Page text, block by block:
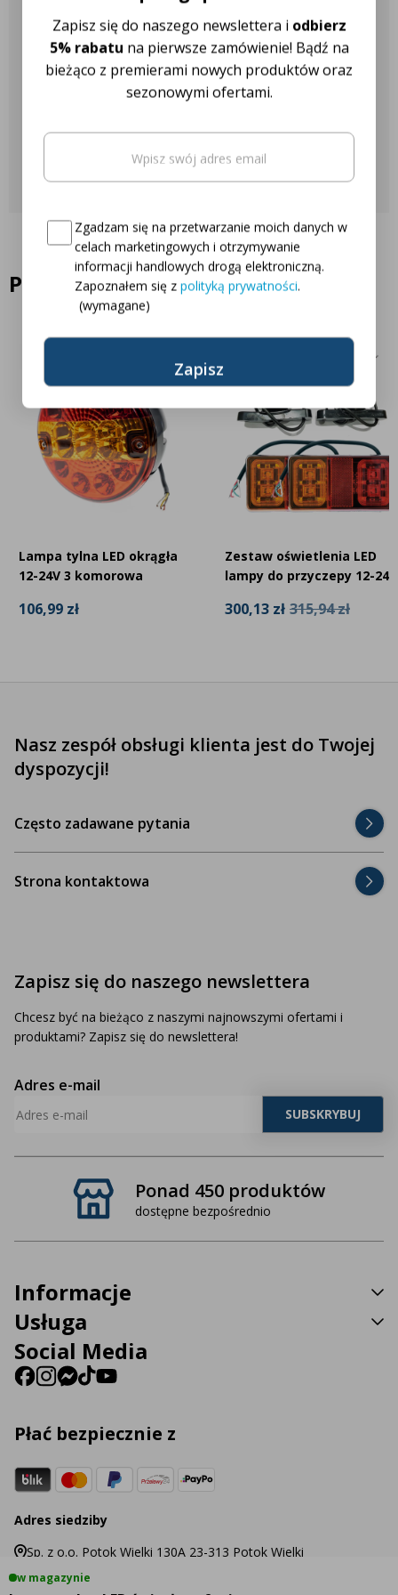
w magazynie
Nasza obsługa klienta jest do
Twojej dyspozycji!
Najczęściej zadawane pytania
Skontaktuj się z nami
Podobne produkty
Lampa tylna LED okrągła
12-24V 3 komorowa
106,99 zł
Zestaw oświetlenia LED
lampy do przyczepy 12-24V
300,13 zł 315,94 zł
Ponad 450 produktów
dostępne bezpośrednio
Nasz zespół obsługi klienta jest do Twojej
dyspozycji!
Często zadawane pytania
Strona kontaktowa
Zapisz się do naszego newslettera
Chcesz być na bieżąco z naszymi najnowszymi ofertami i
produktami? Zapisz się do newslettera!
Adres e-mail
Informacje
Usługa
Social Media
Płać bezpiecznie z
Adres siedziby
Sp. z o.o. Potok Wielki 130A 23-313 Potok Wielki
Zapisz się do naszego newslettera i odbierz
5% rabatu na pierwsze zamówienie! Bądź na
bieżąco z premierami nowych produktów oraz
sezonowymi ofertami.
Email
Consent (wymagane)
Zgadzam się na przetwarzanie moich danych w
celach marketingowych i otrzymywanie
informacji handlowych drogą elektroniczną.
Zapoznałem się z polityką prywatności.
(wymagane)
Oto Twój kod zniżkowy na